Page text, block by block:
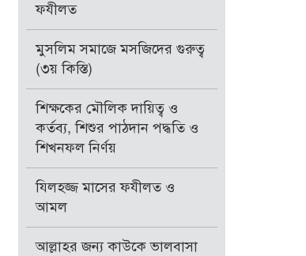
ফযীলত
মুসলিম সমাজে মসজিদের গুরুত্ব
(৩য় কিস্তি)
শিক্ষকের মৌলিক দায়িত্ব ও
কর্তব্য, শিশুর পাঠদান পদ্ধতি ও
শিখনফল নির্ণয়
যিলহজ্জ মাসের ফযীলত ও
আমল
আল্লাহর জন্য কাউকে ভালবাসা